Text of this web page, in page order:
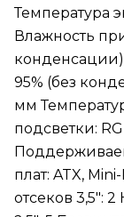
Температура
Влажность
95% (без
мм
подсветки:
плат: ATX,
отсеков 3,5":